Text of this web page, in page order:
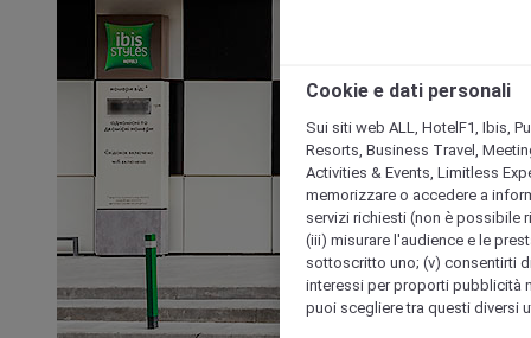
Cookie e dati personali
Sui siti web ALL, HotelF1, Ibis,
Resorts, Business Travel,
Activities & Events, Limitless
memorizzare o accedere a
servizi richiesti (non è possibile
(iii) misurare l'audience e le
sottoscritto uno; (v) consentirti
interessi per proporti pubblicità
puoi scegliere tra questi diversi